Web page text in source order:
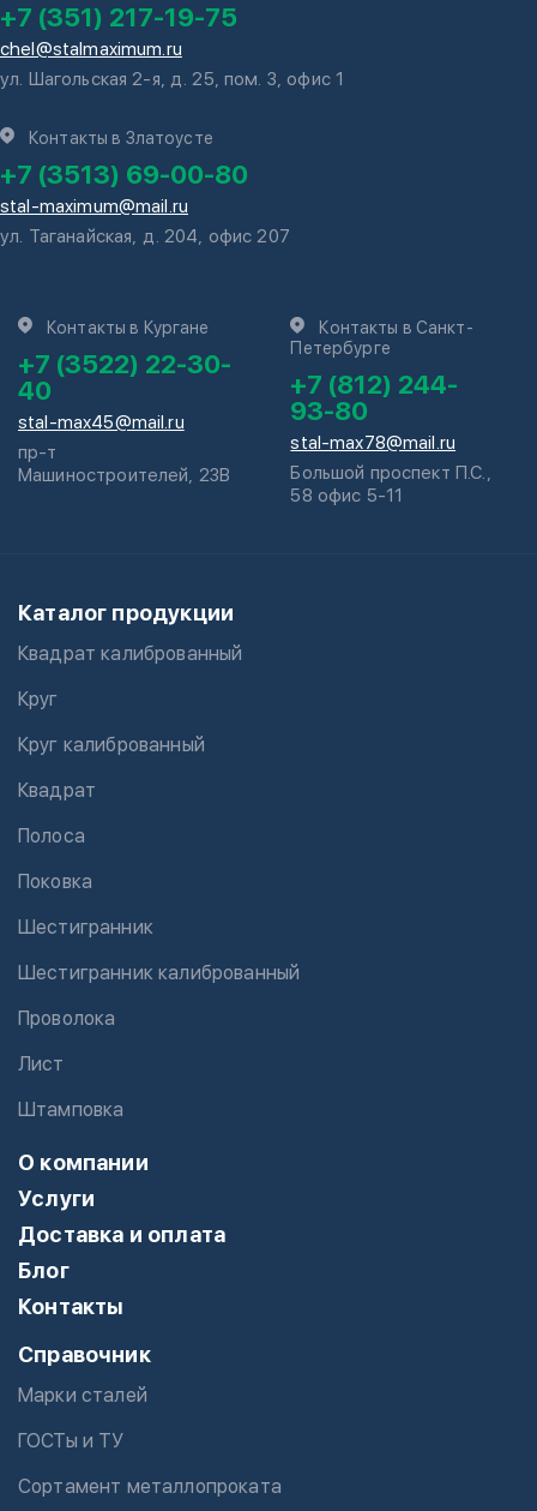
+7 (351) 217-19-75
chel@stalmaximum.ru
ул. Шагольская 2-я, д. 25, пом. 3, офис 1
Контакты в Златоусте
+7 (3513) 69-00-80
stal-maximum@mail.ru
ул. Таганайская, д. 204, офис 207
Контакты в Кургане
+7 (3522) 22-30-
40
stal-max45@mail.ru
пр-т
Машиностроителей, 23В
Контакты в Санкт-
Петербурге
+7 (812) 244-
93-80
stal-max78@mail.ru
Большой проспект П.С.,
58 офис 5-11
Каталог продукции
Квадрат калиброванный
Круг
Круг калиброванный
Квадрат
Полоса
Поковка
Шестигранник
Шестигранник калиброванный
Проволока
Лист
Штамповка
О компании
Услуги
Доставка и оплата
Блог
Контакты
Справочник
Марки сталей
ГОСТы и ТУ
Сортамент металлопроката